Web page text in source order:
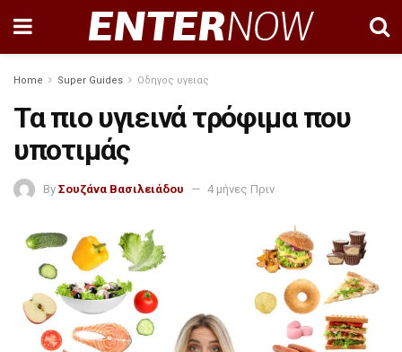
Home Super Guides Οδηγος υγειας
Τα πιο υγιεινά τρόφιμα που
υποτιμάς
By Σουζάνα Βασιλειάδου 4 μήνες Πριν